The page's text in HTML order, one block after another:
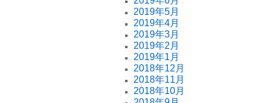
2019年5月
2019年4月
2019年3月
2019年2月
2019年1月
2018年12月
2018年11月
2018年10月